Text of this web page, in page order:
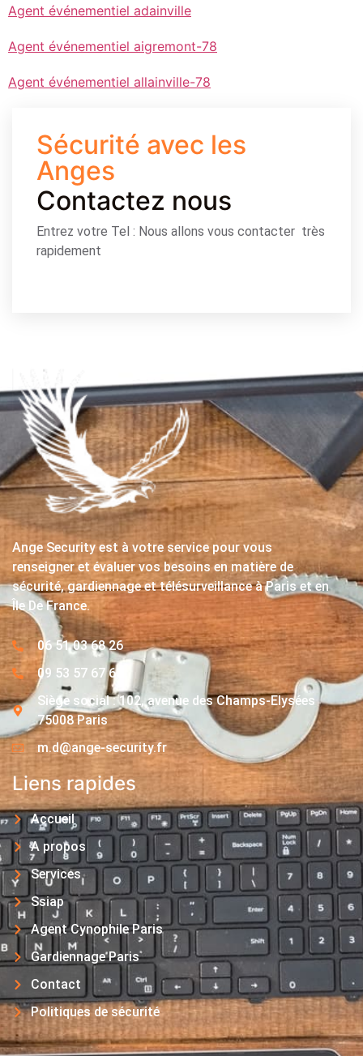
Agent événementiel adainville
Agent événementiel aigremont-78
Agent événementiel allainville-78
Sécurité avec les
Anges
Contactez nous
Entrez votre Tel : Nous allons vous contacter très
rapidement
Ange Security est à votre service pour vous
renseigner et évaluer vos besoins en matière de
sécurité, gardiennage et télésurveillance à Paris et en
Île De France.
06 51 03 68 26
09 53 57 67 63
Siège social : 102, avenue des Champs-Elysées
75008 Paris
m.d@ange-security.fr
Liens rapides
Accueil
A propos
Services
Ssiap
Agent Cynophile Paris
Gardiennage Paris
Contact
Politiques de sécurité